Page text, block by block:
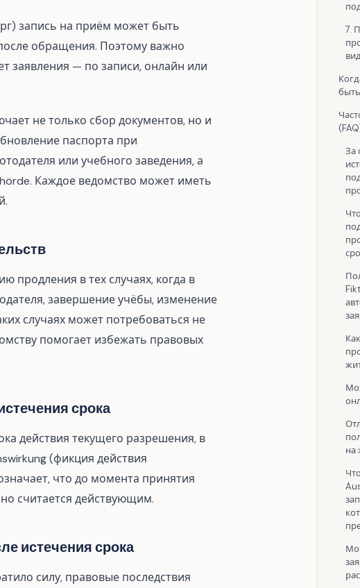
запись на приём может быть
обращения. Поэтому важно
заявления — по записи, онлайн или
не только сбор документов, но и
паспорта при
или учебного заведения, а
Каждое ведомство может иметь
продления в тех случаях, когда в
завершение учёбы, изменение
случаях может потребоваться не
помогает избежать правовых
срока
действия текущего разрешения, в
(фикция действия
что до момента принятия
считается действующим.
истечения срока
силу, правовые последствия
7.
За
на